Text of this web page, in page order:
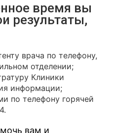
время вы
результаты,
врача по телефону,
отделении;
Клиники
информации;
по телефону горячей
вам и